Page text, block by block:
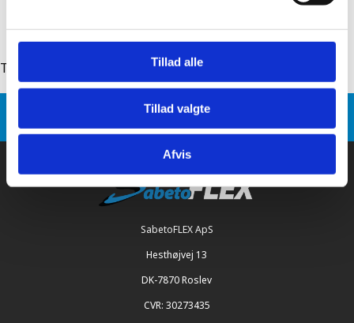
Tillad alle
Tillad valgte
Afvis
Tilbage til: sabetoflex flex rohr verwahrung
Produkt Varianten
SabetoFLEX Flex Rohr Verwahrung 0510 grau schwarz
SabetoFLEX ApS
Hesthøjvej 13
DK-7870 Roslev
CVR: 30273435